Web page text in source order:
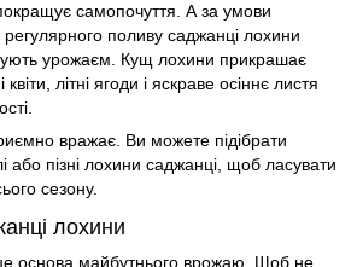
покращує самопочуття. А за умови
регулярного поливу саджанці лохини
урожаєм. Кущ лохини прикрашає
літні ягоди і яскраве осіннє листя
вражає. Ви можете підібрати
або пізні лохини саджанці, щоб ласувати
сезону.
лохини
основа майбутнього врожаю. Щоб не